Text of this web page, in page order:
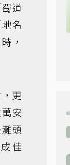
道
名
，
更
安
頭
佳